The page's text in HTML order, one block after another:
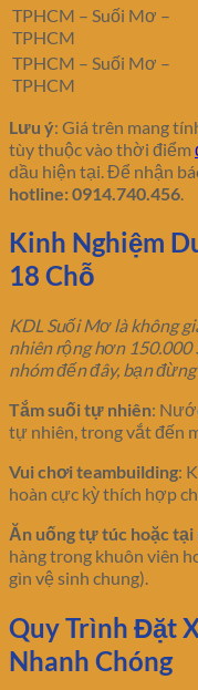
TPHCM – Suối Mơ –
TPHCM
TPHCM – Suối Mơ –
TPHCM
Lưu ý: Giá trên mang
tùy thuộc vào thời điểm
dầu hiện tại. Để nhận
hotline: 0914.740.456.
Kinh Nghiệm
18 Chỗ
KDL Suối Mơ là không
nhiên rộng hơn 150.000
nhóm đến đây, bạn
Tắm suối tự nhiên:
tự nhiên, trong vắt đến
Vui chơi teambuilding:
hoàn cực kỳ thích hợp
Ăn uống tự túc hoặc tại
hàng trong khuôn viên
gìn vệ sinh chung).
Quy Trình Đặt
Nhanh Chóng